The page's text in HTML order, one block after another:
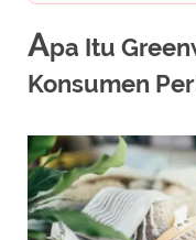
Apa Itu
Konsumen